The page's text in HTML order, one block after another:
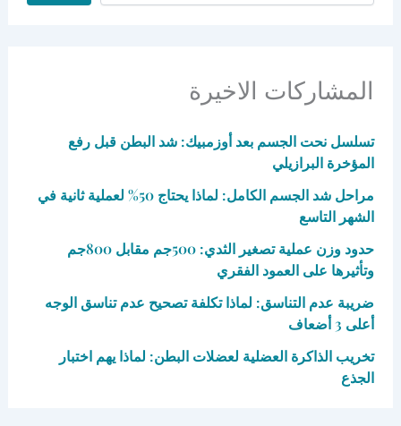
المشاركات الاخيرة
تسلسل نحت الجسم بعد أوزمبيك: شد البطن قبل رفع
المؤخرة البرازيلي
مراحل شد الجسم الكامل: لماذا يحتاج 50% لعملية ثانية في
الشهر التاسع
حدود وزن عملية تصغير الثدي: 500جم مقابل 800جم
وتأثيرها على العمود الفقري
ضريبة عدم التناسق: لماذا تكلفة تصحيح عدم تناسق الوجه
أعلى 3 أضعاف
تخريب الذاكرة العضلية لعضلات البطن: لماذا يهم اختبار
الجذع